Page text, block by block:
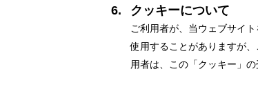
クッキーについて
ご利用者が、当ウェブサイ
使用することがありますが
用者は、この「クッキー」